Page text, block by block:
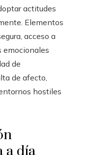
actitudes
Elementos
acceso a
emocionales
de
de afecto,
hostiles
a día